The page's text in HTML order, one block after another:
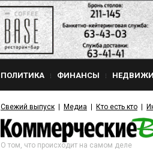
ПОЛИТИКА ФИНАНСЫ
Свежий выпуск Медиа Кто есть кто
О том, что происходит на самом деле